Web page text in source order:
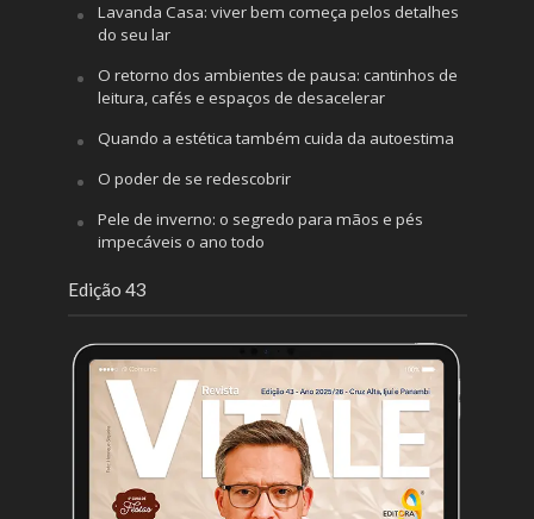
Lavanda Casa: viver bem começa pelos detalhes
do seu lar
O retorno dos ambientes de pausa: cantinhos de
leitura, cafés e espaços de desacelerar
Quando a estética também cuida da autoestima
O poder de se redescobrir
Pele de inverno: o segredo para mãos e pés
impecáveis o ano todo
Edição 43